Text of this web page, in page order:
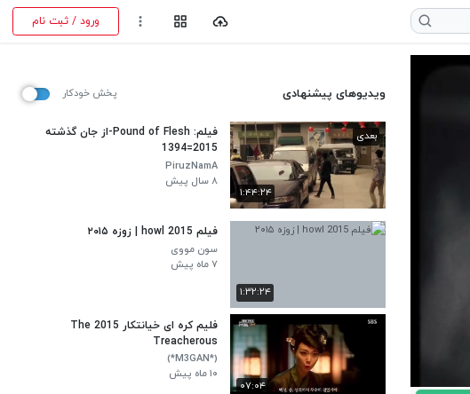
ورود / ثبت نام
ویدیوهای پیشنهادی پخش خودکار
۱:۴۴:۲۴
بعدی
فیلم: Pound of Flesh-از جان گذشته
2015=1394
PiruzNamA
۸ سال پیش
۱:۳۲:۲۴
فیلم howl 2015 | زوزه ۲۰۱۵
سون مووی
۷ ماه پیش
۰۷:۰۴
فلیم کره ای خیانتکار 2015 The
Treacherous
(*M3GAN*)
۱۰ ماه پیش